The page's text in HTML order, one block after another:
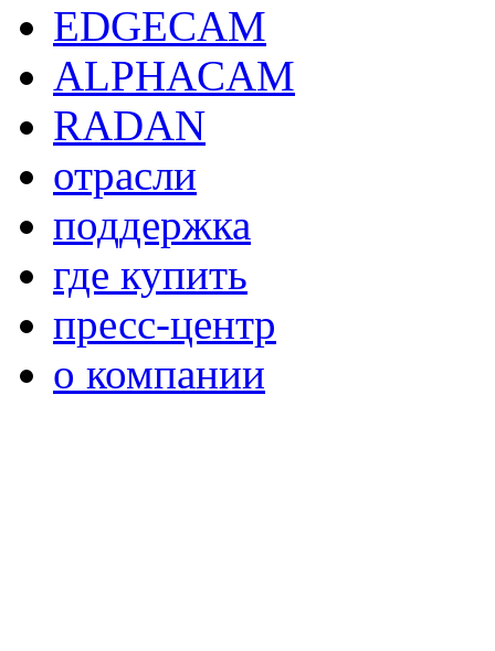
EDGECAM
ALPHACAM
RADAN
отрасли
поддержка
где купить
пресс-центр
о компании